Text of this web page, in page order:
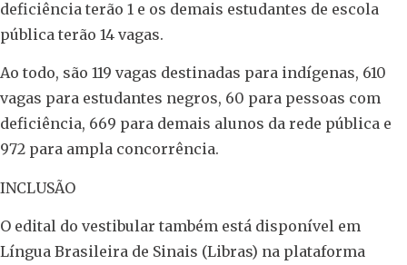
deficiência terão 1 e os demais estudantes de escola
pública terão 14 vagas.
Ao todo, são 119 vagas destinadas para indígenas, 610
vagas para estudantes negros, 60 para pessoas com
deficiência, 669 para demais alunos da rede pública e
972 para ampla concorrência.
INCLUSÃO
O edital do vestibular também está disponível em
Língua Brasileira de Sinais (Libras) na plataforma